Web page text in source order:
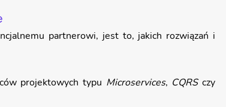
partnerowi, jest to, jakich rozwiązań i
projektowych typu Microservices, CQRS czy